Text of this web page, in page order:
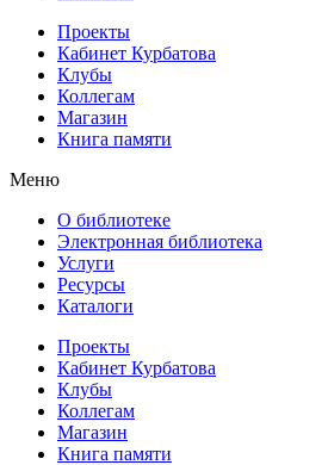
Проекты
Кабинет Курбатова
Клубы
Коллегам
Магазин
Книга памяти
Меню
О библиотеке
Электронная библиотека
Услуги
Ресурсы
Каталоги
Проекты
Кабинет Курбатова
Клубы
Коллегам
Магазин
Книга памяти